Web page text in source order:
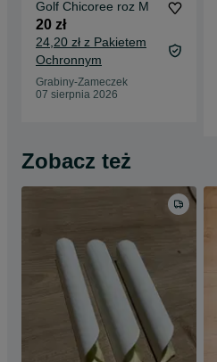
Golf Chicoree roz M
20 zł
24,20 zł z Pakietem
Ochronnym
Grabiny-Zameczek
07 sierpnia 2026
Zobacz też